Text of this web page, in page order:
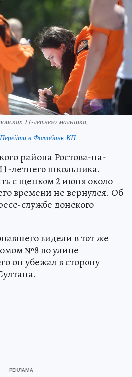
11-летнего мальчика,
Перейти в Фотобанк КП
района Ростова-на-
11-летнего школьника.
с щенком 2 июня около
времени не вернулся. Об
службе донского
видели в тот же
№8 по улице
он убежал в сторону